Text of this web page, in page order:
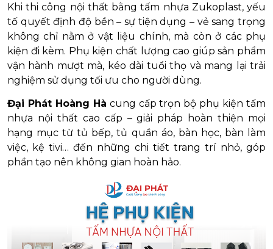
Khi thi công nội thất bằng tấm nhựa Zukoplast, yếu
tố quyết định độ bền – sự tiện dụng – vẻ sang trọng
không chỉ nằm ở vật liệu chính, mà còn ở các phụ
kiện đi kèm. Phụ kiện chất lượng cao giúp sản phẩm
vận hành mượt mà, kéo dài tuổi thọ và mang lại trải
nghiệm sử dụng tối ưu cho người dùng.
Đại Phát Hoàng Hà cung cấp trọn bộ phụ kiện tấm
nhựa nội thất cao cấp – giải pháp hoàn thiện mọi
hạng mục từ tủ bếp, tủ quần áo, bàn học, bàn làm
việc, kệ tivi… đến những chi tiết trang trí nhỏ, góp
phần tạo nên không gian hoàn hảo.